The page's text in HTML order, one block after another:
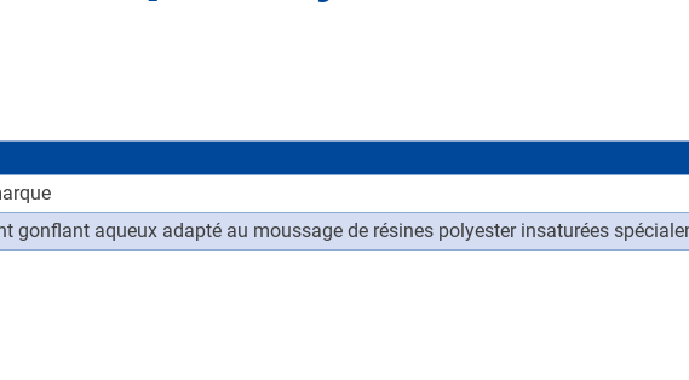
gonflant aqueux adapté au moussage de résines polyester insaturées